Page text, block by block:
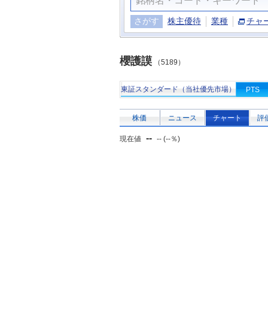
さがす 株主優待 業種 チャ
櫻護謨 （5189）
東証スタンダード（当社優先市場） PTS
株価 ニュース チャート 評
現在値 -- -- (--％)